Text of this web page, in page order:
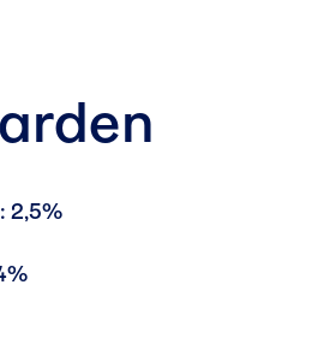
: 2,5%